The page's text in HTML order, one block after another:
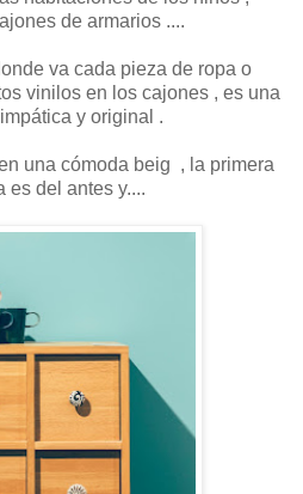
de armarios ....
va cada pieza de ropa o
vinilos en los cajones , es una
y original .
una cómoda beig , la primera
es del antes y....